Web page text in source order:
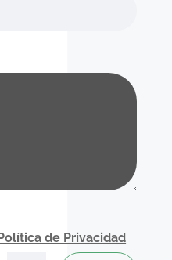
de Privacidad